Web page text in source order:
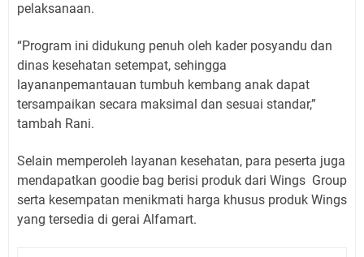
pelaksanaan.
“Program ini didukung penuh oleh kader posyandu dan
dinas kesehatan setempat, sehingga
layananpemantauan tumbuh kembang anak dapat
tersampaikan secara maksimal dan sesuai standar,”
tambah Rani.
Selain memperoleh layanan kesehatan, para peserta juga
mendapatkan goodie bag berisi produk dari Wings Group
serta kesempatan menikmati harga khusus produk Wings
yang tersedia di gerai Alfamart.